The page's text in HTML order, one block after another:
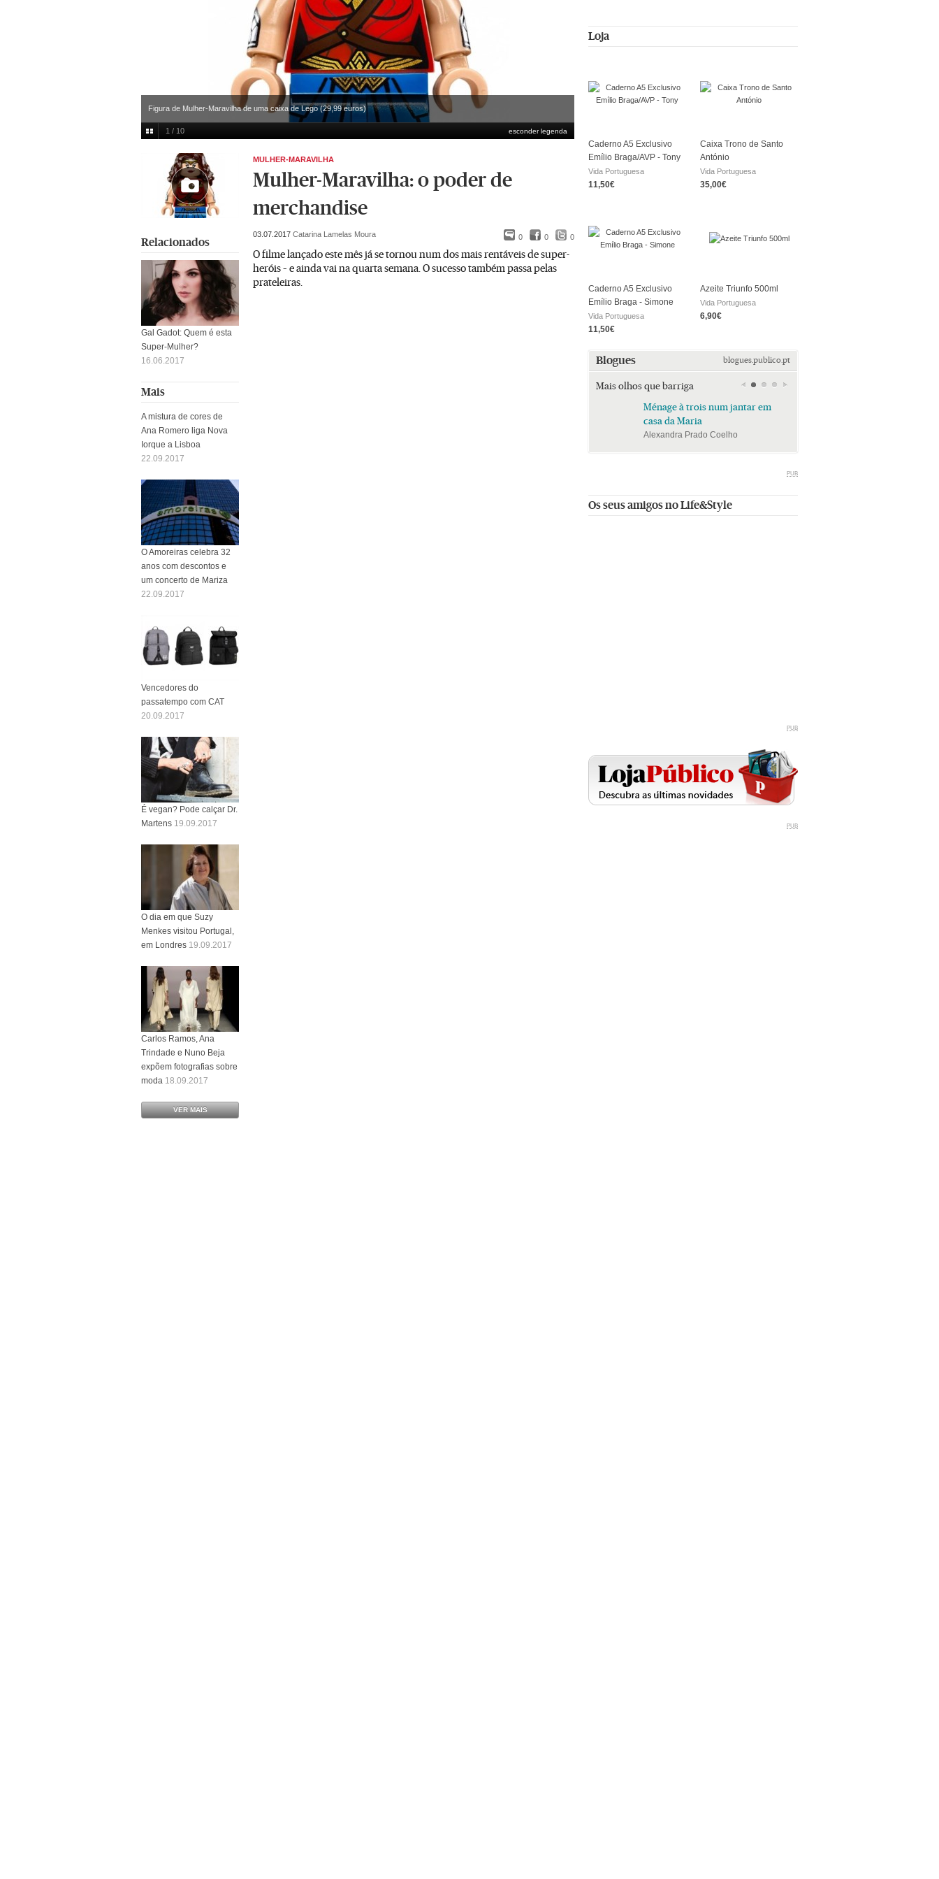
Figura de Mulher-Maravilha de uma caixa de Lego (29,99 euros)
esconder legenda
1 / 10
MULHER-MARAVILHA
Mulher-Maravilha: o poder de
merchandise
0 0 0
03.07.2017 Catarina Lamelas Moura
O filme lançado este mês já se tornou num dos mais rentáveis de super-
heróis – e ainda vai na quarta semana. O sucesso também passa pelas
prateleiras.
Relacionados
Gal Gadot: Quem é esta
Super-Mulher?
16.06.2017
Mais
A mistura de cores de
Ana Romero liga Nova
Iorque a Lisboa
22.09.2017
O Amoreiras celebra 32
anos com descontos e
um concerto de Mariza
22.09.2017
Vencedores do
passatempo com CAT
20.09.2017
É vegan? Pode calçar Dr.
Martens 19.09.2017
O dia em que Suzy
Menkes visitou Portugal,
em Londres 19.09.2017
Carlos Ramos, Ana
Trindade e Nuno Beja
expõem fotografias sobre
moda 18.09.2017
VER MAIS
Loja
Caderno A5 Exclusivo
Emílio Braga/AVP - Tony
Vida Portuguesa
11,50€
Caixa Trono de Santo
António
Vida Portuguesa
35,00€
Caderno A5 Exclusivo
Emílio Braga - Simone
Vida Portuguesa
11,50€
Azeite Triunfo 500ml
Vida Portuguesa
6,90€
Blogues blogues.publico.pt
Mais olhos que barriga
Ménage à trois num jantar em
casa da Maria
Alexandra Prado Coelho
PUB
Os seus amigos no Life&Style
PUB
PUB